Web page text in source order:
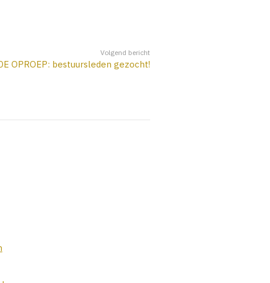
Volgend bericht
OPROEP: bestuursleden gezocht!